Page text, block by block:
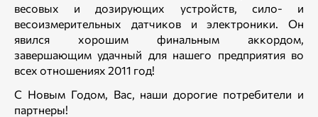
весовых и дозирующих устройств, сило- и
весоизмерительных датчиков и электроники. Он
явился хорошим финальным аккордом,
завершающим удачный для нашего предприятия во
всех отношениях 2011 год!
С Новым Годом, Вас, наши дорогие потребители и
партнеры!